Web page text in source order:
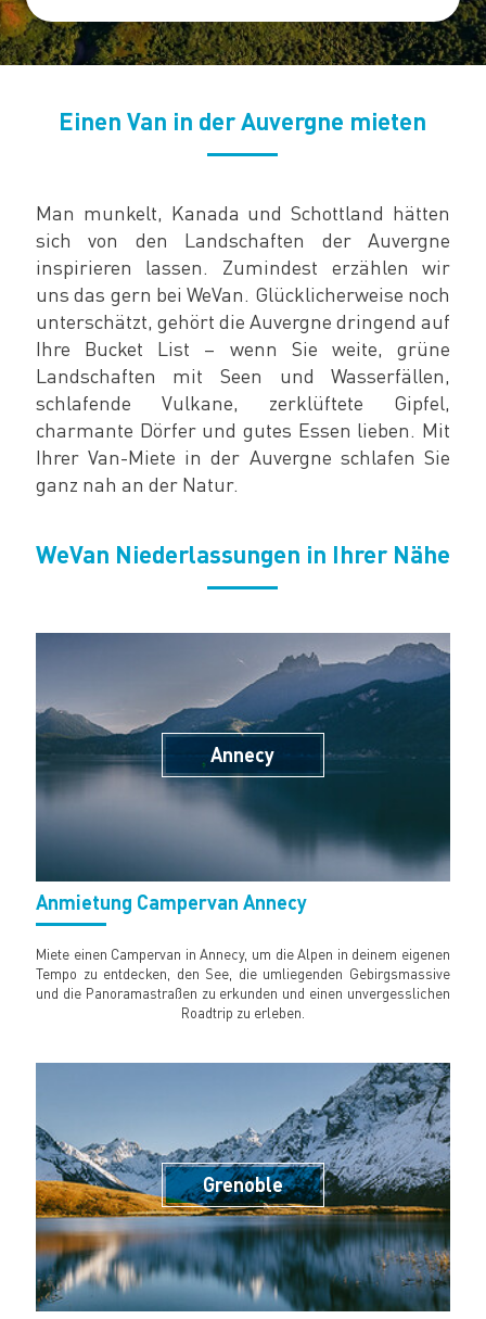
Einen Van in der Auvergne mieten
Man munkelt, Kanada und Schottland hätten
sich von den Landschaften der Auvergne
inspirieren lassen. Zumindest erzählen wir
uns das gern bei WeVan. Glücklicherweise noch
unterschätzt, gehört die Auvergne dringend auf
Ihre Bucket List – wenn Sie weite, grüne
Landschaften mit Seen und Wasserfällen,
schlafende Vulkane, zerklüftete Gipfel,
charmante Dörfer und gutes Essen lieben. Mit
Ihrer Van-Miete in der Auvergne schlafen Sie
ganz nah an der Natur.
WeVan Niederlassungen in Ihrer Nähe
Annecy
Anmietung Campervan Annecy
Miete einen Campervan in Annecy, um die Alpen in deinem eigenen
Tempo zu entdecken, den See, die umliegenden Gebirgsmassive
und die Panoramastraßen zu erkunden und einen unvergesslichen
Roadtrip zu erleben.
Grenoble